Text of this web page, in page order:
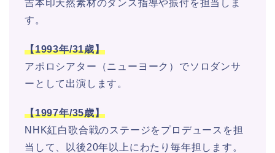
吉本印天然素材のダンス指導や振付を担当しま
す。
【1993年/31歳】
アポロシアター（ニューヨーク）でソロダンサ
ーとして出演します。
【1997年/35歳】
NHK紅白歌合戦のステージをプロデュースを担
当して、以後20年以上にわたり毎年担します。